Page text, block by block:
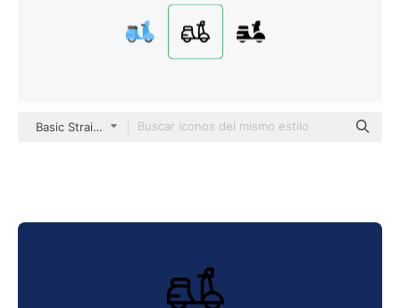
Basic Straight Lineal